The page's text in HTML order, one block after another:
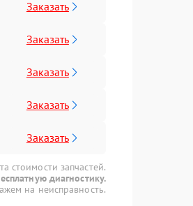
Заказать
Заказать
Заказать
Заказать
Заказать
стоимости запчастей.
диагностику.
на неисправность.